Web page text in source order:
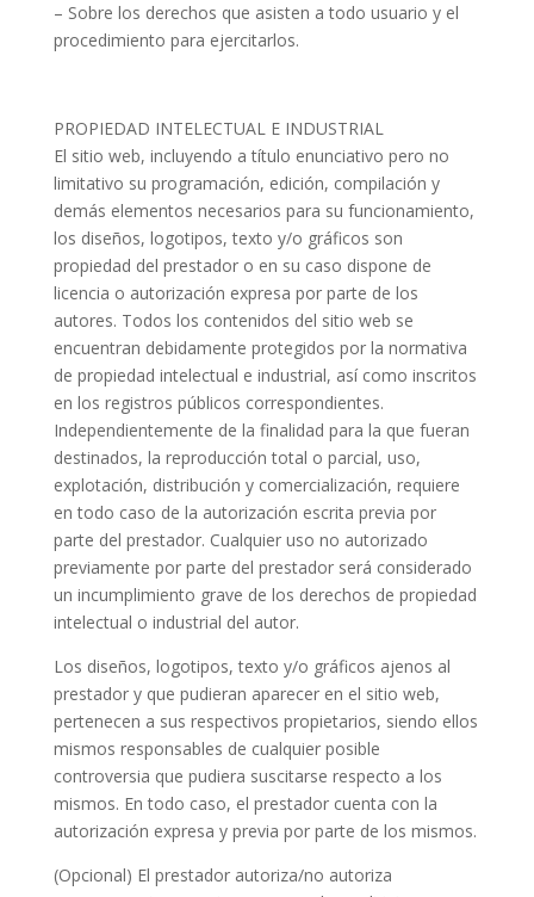
– Sobre los derechos que asisten a todo usuario y el
procedimiento para ejercitarlos.
PROPIEDAD INTELECTUAL E INDUSTRIAL
El sitio web, incluyendo a título enunciativo pero no
limitativo su programación, edición, compilación y
demás elementos necesarios para su funcionamiento,
los diseños, logotipos, texto y/o gráficos son
propiedad del prestador o en su caso dispone de
licencia o autorización expresa por parte de los
autores. Todos los contenidos del sitio web se
encuentran debidamente protegidos por la normativa
de propiedad intelectual e industrial, así como inscritos
en los registros públicos correspondientes.
Independientemente de la finalidad para la que fueran
destinados, la reproducción total o parcial, uso,
explotación, distribución y comercialización, requiere
en todo caso de la autorización escrita previa por
parte del prestador. Cualquier uso no autorizado
previamente por parte del prestador será considerado
un incumplimiento grave de los derechos de propiedad
intelectual o industrial del autor.
Los diseños, logotipos, texto y/o gráficos ajenos al
prestador y que pudieran aparecer en el sitio web,
pertenecen a sus respectivos propietarios, siendo ellos
mismos responsables de cualquier posible
controversia que pudiera suscitarse respecto a los
mismos. En todo caso, el prestador cuenta con la
autorización expresa y previa por parte de los mismos.
(Opcional) El prestador autoriza/no autoriza